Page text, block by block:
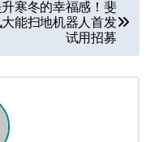
寒冬的幸福感！斐
能扫地机器人首发
试用招募